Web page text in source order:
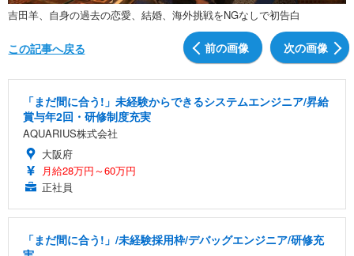
吉田羊、自身の過去の恋愛、結婚、海外挑戦をNGなしで初告白
前の画像 次の画像
この記事へ戻る
「まだ間に合う!」未経験からできるシステムエンジニア/昇給
賞与年2回・研修制度充実
AQUARIUS株式会社
大阪府
月給28万円～60万円
正社員
「まだ間に合う!」/未経験採用枠/デバッグエンジニア/研修充